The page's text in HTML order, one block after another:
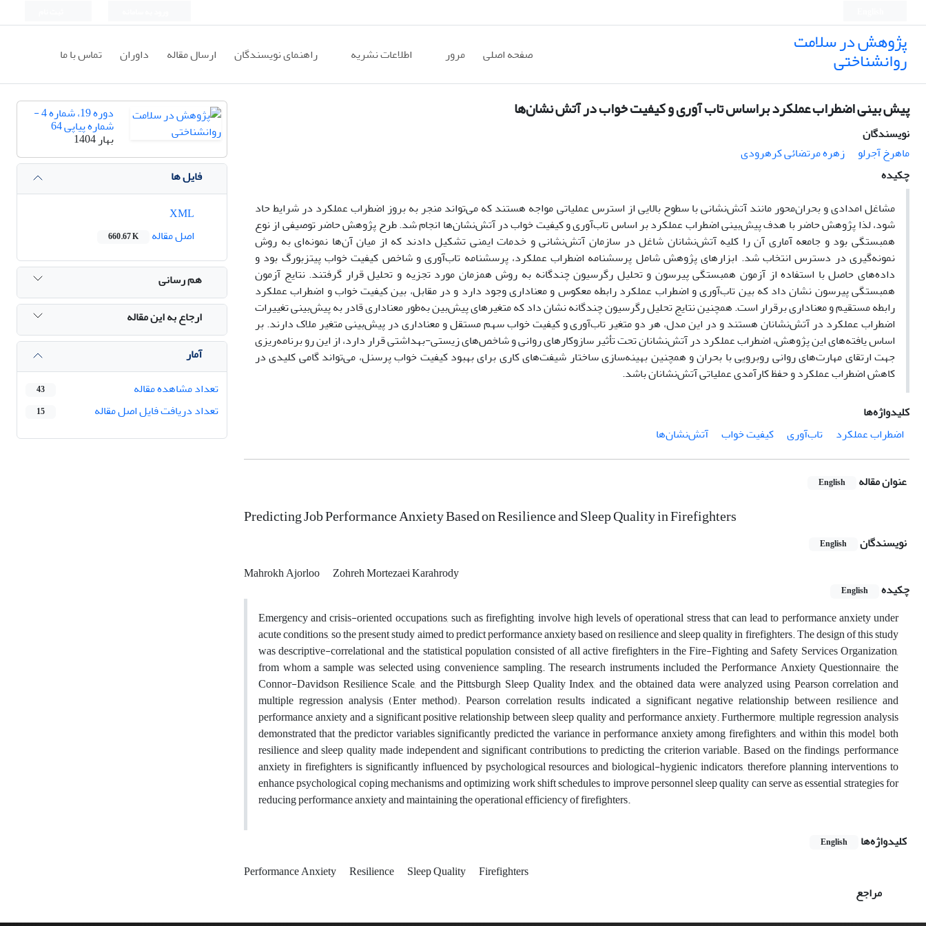
پژوهش در سلامت
روانشناختی صفحه اصلی مرور اطلاعات نشریه راهنمای نویسندگان ارسال مقاله داوران تماس با ما
پیش بینی اضطراب عملکرد براساس تاب آوری و کیفیت خواب در آتش نشان‌ها
نویسندگان
ماهرخ آجرلو
زهره مرتضائی کرهرودی
چکیده
مشاغل امدادی و بحران‌محور مانند آتش‌نشانی با سطوح بالایی از استرس عملیاتی مواجه هستند که می‌تواند منجر به بروز اضطراب عملکرد در شرایط حاد
شود، لذا پژوهش حاضر با هدف پیش‌بینی اضطراب عملکرد بر اساس تاب‌آوری و کیفیت خواب در آتش‌نشان‌ها انجام شد. طرح پژوهش حاضر توصیفی از نوع
همبستگی بود و جامعه آماری آن را کلیه آتش‌نشانان شاغل در سازمان آتش‌نشانی و خدمات ایمنی تشکیل دادند که از میان آن‌ها نمونه‌ای به روش
نمونه‌گیری در دسترس انتخاب شد. ابزارهای پژوهش شامل پرسشنامه اضطراب عملکرد، پرسشنامه تاب‌آوری و شاخص کیفیت خواب پیتزبورگ بود و
داده‌های حاصل با استفاده از آزمون همبستگی پیرسون و تحلیل رگرسیون چندگانه به روش همزمان مورد تجزیه و تحلیل قرار گرفتند. نتایج آزمون
همبستگی پیرسون نشان داد که بین تاب‌آوری و اضطراب عملکرد رابطه معکوس و معناداری وجود دارد و در مقابل، بین کیفیت خواب و اضطراب عملکرد
رابطه مستقیم و معناداری برقرار است. همچنین نتایج تحلیل رگرسیون چندگانه نشان داد که متغیرهای پیش‌بین به‌طور معناداری قادر به پیش‌بینی تغییرات
اضطراب عملکرد در آتش‌نشانان هستند و در این مدل، هر دو متغیر تاب‌آوری و کیفیت خواب سهم مستقل و معناداری در پیش‌بینی متغیر ملاک دارند. بر
اساس یافته‌های این پژوهش، اضطراب عملکرد در آتش‌نشانان تحت تأثیر سازوکارهای روانی و شاخص‌های زیستی-بهداشتی قرار دارد، از این رو برنامه‌ریزی
جهت ارتقای مهارت‌های روانی روبرویی با بحران و همچنین بهینه‌سازی ساختار شیفت‌های کاری برای بهبود کیفیت خواب پرسنل، می‌تواند گامی کلیدی در
کاهش اضطراب عملکرد و حفظ کارآمدی عملیاتی آتش‌نشانان باشد.
کلیدواژه‌ها
اضطراب عملکرد
تاب‌آوری کیفیت خواب آتش‌نشان‌ها
عنوان مقاله English
Predicting Job Performance Anxiety Based on Resilience and Sleep Quality in Firefighters
نویسندگان English
Mahrokh Ajorloo
Zohreh Mortezaei Karahrody
چکیده
English
Emergency and crisis-oriented occupations, such as firefighting, involve high levels of operational stress that can lead to performance anxiety under
acute conditions, so the present study aimed to predict performance anxiety based on resilience and sleep quality in firefighters. The design of this study
was descriptive-correlational and the statistical population consisted of all active firefighters in the Fire-Fighting and Safety Services Organization,
from whom a sample was selected using convenience sampling. The research instruments included the Performance Anxiety Questionnaire, the
Connor-Davidson Resilience Scale, and the Pittsburgh Sleep Quality Index, and the obtained data were analyzed using Pearson correlation and
multiple regression analysis (Enter method). Pearson correlation results indicated a significant negative relationship between resilience and
performance anxiety and a significant positive relationship between sleep quality and performance anxiety. Furthermore, multiple regression analysis
demonstrated that the predictor variables significantly predicted the variance in performance anxiety among firefighters, and within this model, both
resilience and sleep quality made independent and significant contributions to predicting the criterion variable. Based on the findings, performance
anxiety in firefighters is significantly influenced by psychological resources and biological-hygienic indicators, therefore planning interventions to
enhance psychological coping mechanisms and optimizing work shift schedules to improve personnel sleep quality can serve as essential strategies for
reducing performance anxiety and maintaining the operational efficiency of firefighters.
کلیدواژه‌ها
English
Performance Anxiety Resilience Sleep Quality
Firefighters
مراجع
دوره 19، شماره 4 -
شماره پیاپی 64
بهار 1404
فایل ها
اصل مقاله
660.67 K
هم رسانی
ارجاع به این مقاله
آمار
تعداد مشاهده مقاله
43
تعداد دریافت فایل اصل مقاله 15